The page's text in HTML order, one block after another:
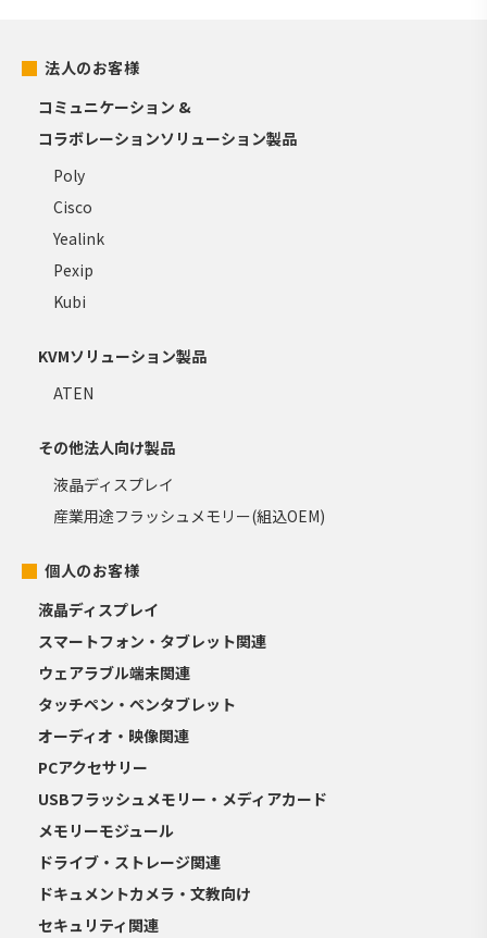
法人のお客様
コミュニケーション &
コラボレーションソリューション製品
Poly
Cisco
Yealink
Pexip
Kubi
KVMソリューション製品
ATEN
その他法人向け製品
液晶ディスプレイ
産業用途フラッシュメモリー(組込OEM)
個人のお客様
液晶ディスプレイ
スマートフォン・タブレット関連
ウェアラブル端末関連
タッチペン・ペンタブレット
オーディオ・映像関連
PCアクセサリー
USBフラッシュメモリー・メディアカード
メモリーモジュール
ドライブ・ストレージ関連
ドキュメントカメラ・文教向け
セキュリティ関連